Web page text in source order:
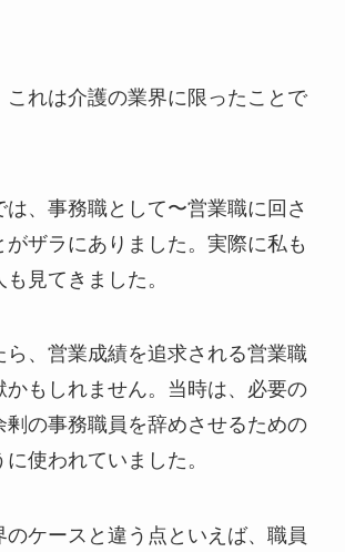
これは介護の業界に限ったことで
、事務職として〜営業職に回さ
がザラにありました。実際に私も
見てきました。
ら、営業成績を追求される営業職
かもしれません。当時は、必要の
剰の事務職員を辞めさせるための
使われていました。
のケースと違う点といえば、職員